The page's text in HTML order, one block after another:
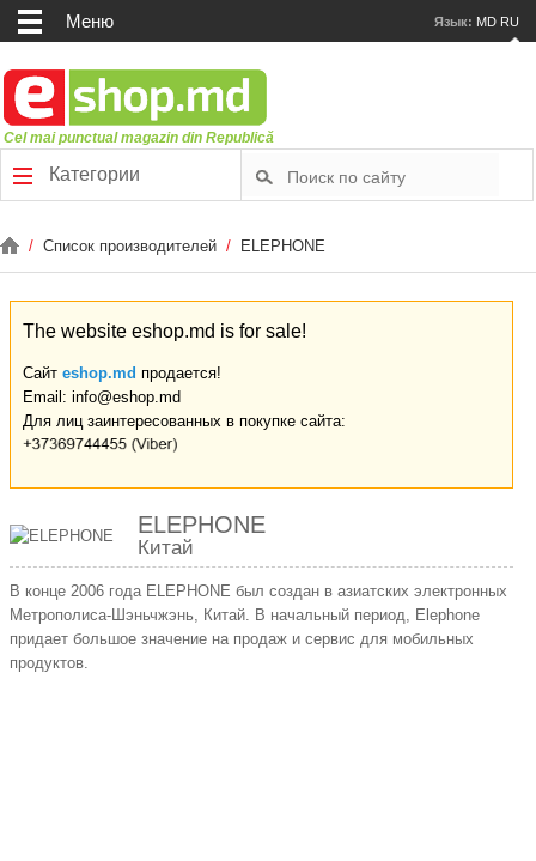
Меню Язык: MD RU
Cel mai punctual magazin din Republică
Категории
/ Список производителей / ELEPHONE
The website eshop.md is for sale!
Сайт eshop.md продается!
Email: info@eshop.md
Для лиц заинтересованных в покупке сайта:
ELEPHONE
Китай
В конце 2006 года ELEPHONE был создан в азиатских электронных
Метрополиса-Шэньчжэнь, Китай. В начальный период, Elephone
придает большое значение на продаж и сервис для мобильных
продуктов.